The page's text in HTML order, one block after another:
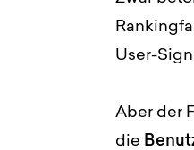
User-
Aber der
die